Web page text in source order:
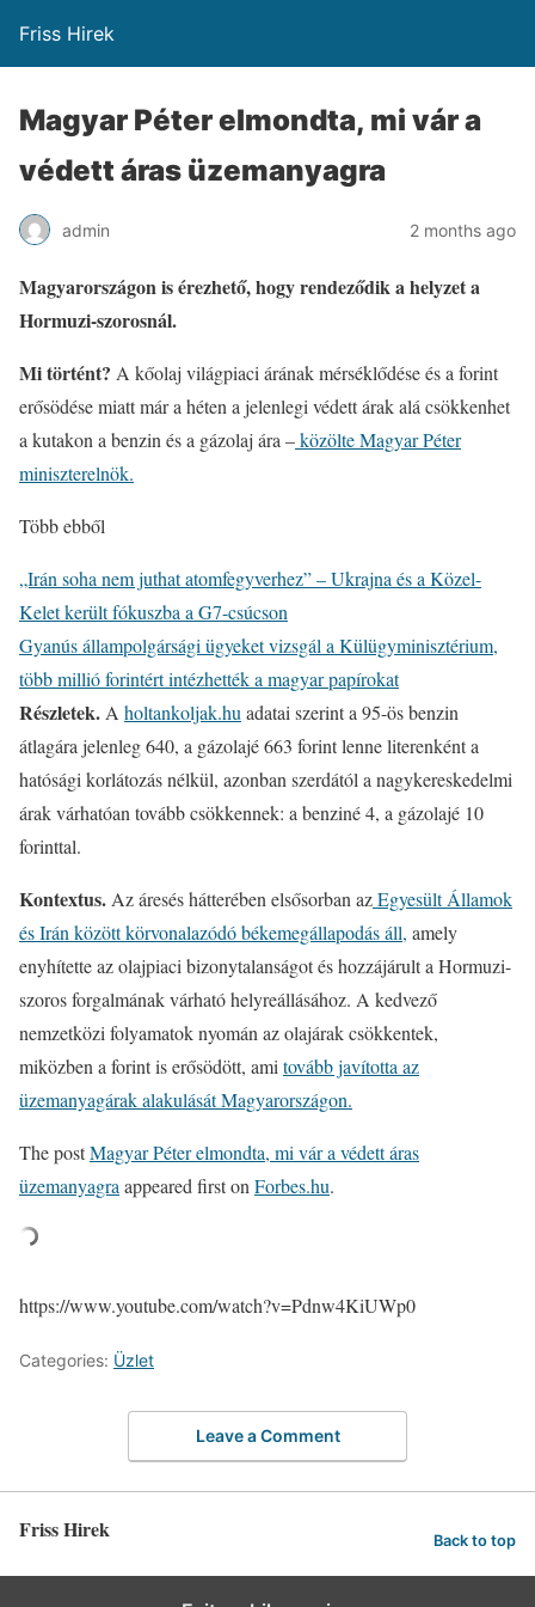
Friss Hirek
Magyar Péter elmondta, mi vár a
védett áras üzemanyagra
admin 2 months ago
Magyarországon is érezhető, hogy rendeződik a helyzet a
Hormuzi-szorosnál.
Mi történt? A kőolaj világpiaci árának mérséklődése és a forint
erősödése miatt már a héten a jelenlegi védett árak alá csökkenhet
a kutakon a benzin és a gázolaj ára –közölte Magyar Péter
miniszterelnök.
Több ebből
„Irán soha nem juthat atomfegyverhez” – Ukrajna és a Közel-
Kelet került fókuszba a G7-csúcson
Gyanús állampolgársági ügyeket vizsgál a Külügyminisztérium,
több millió forintért intézhették a magyar papírokat
Részletek. A holtankoljak.hu adatai szerint a 95-ös benzin
átlagára jelenleg 640, a gázolajé 663 forint lenne literenként a
hatósági korlátozás nélkül, azonban szerdától a nagykereskedelmi
árak várhatóan tovább csökkennek: a benziné 4, a gázolajé 10
forinttal.
Kontextus. Az áresés hátterében elsősorban azEgyesült Államok
és Irán között körvonalazódó békemegállapodás áll, amely
enyhítette az olajpiaci bizonytalanságot és hozzájárult a Hormuzi-
szoros forgalmának várható helyreállásához. A kedvező
nemzetközi folyamatok nyomán az olajárak csökkentek,
miközben a forint is erősödött, ami tovább javította az
üzemanyagárak alakulását Magyarországon.
The postMagyar Péter elmondta, mi vár a védett áras
üzemanyagra appeared first on Forbes.hu.
https://www.youtube.com/watch?v=Pdnw4KiUWp0
Categories: Üzlet
Leave a Comment
Friss Hirek Back to top